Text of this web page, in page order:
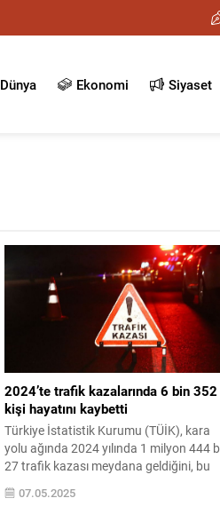
Dünya Ekonomi Siyaset
2024’te trafik kazalarında 6 bin 352
kişi hayatını kaybetti
Türkiye İstatistik Kurumu (TÜİK), kara
yolu ağında 2024 yılında 1 milyon 444
27 trafik kazası meydana geldiğini, bu
kazalarda 6 bin 352 kişinin yaşamını
yitirdiğini açıkladı.
07.05.2025